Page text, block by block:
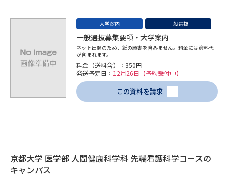
オープンキャンパス検索 実施プログラムから探す
来場型・Web型イベント特集 夢ナビライブ
受験準備 資料検索
併願校選び 受験スケジュールを立てよう
大学案内 一般選抜
一般選抜募集要項・大学案内
ネット出願のため、紙の願書を含みません。料金には資料代
が含まれます。
料金（送料含）：350円
発送予定日： 12月26日【予約受付中】
この資料を請求
京都大学 医学部 人間健康科学科 先端看護科学コースの
キャンパス